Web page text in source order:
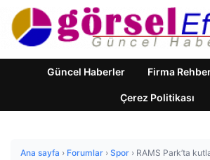
Güncel Haberler Firma
Çerez Politikası
Ana sayfa › Forumlar › Spor › RAMS Park’ta